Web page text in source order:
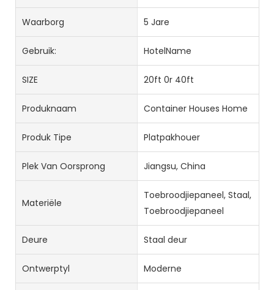
Waarborg 5 Jare
Gebruik: HotelName
SIZE 20ft 0r 40ft
Produknaam Container Houses Home
Produk Tipe Platpakhouer
Plek Van Oorsprong Jiangsu, China
Materiële
Toebroodjiepaneel, Staal,
Toebroodjiepaneel
Deure Staal deur
Ontwerptyl Moderne